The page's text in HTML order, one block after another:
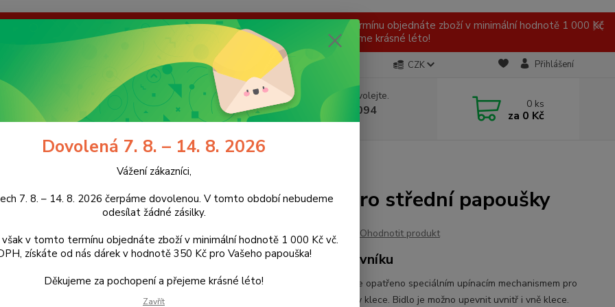
V tomto období nebudeme odesílat žádné zásilky. Pokud však v tomto termínu objednáte zboží v minimální hodnotě 1 000 Kč
v hodnotě 350 Kč pro Vašeho papouška! Děkujeme za pochopení a přejeme krásné léto!
Ochrana soukromí CZK Přihlášení
Hledat
Nevíte si rady? Zavolejte.
+420 777 959 094
(Po-Pá, 8-16 hod.)
0 ks
za 0 Kč
Bidlo z kávovníku L s hračkou, velikost L pro střední papoušky
z kávovníku L s hračkou, velikost L pro střední papoušky
Ohodnotit produkt
Větev z kávovníku
Bidlo z kávovníku je opatřeno speciálním upínacím mechanismem pro
připevnění na stěny klece. Bidlo je možno upevnit uvnitř i vně klece.
Dovolená 7. 8. – 14. 8. 2026
Vážení zákazníci,
7. 8. – 14. 8. 2026 čerpáme dovolenou. V tomto období nebudeme
odesílat žádné zásilky.
však v tomto termínu objednáte zboží v minimální hodnotě 1 000 Kč vč.
získáte od nás dárek v hodnotě 350 Kč pro Vašeho papouška!
Děkujeme za pochopení a přejeme krásné léto!
Zavřít